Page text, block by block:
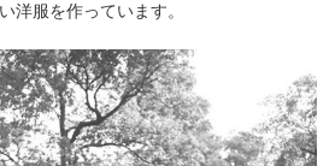
洋服を作っています。